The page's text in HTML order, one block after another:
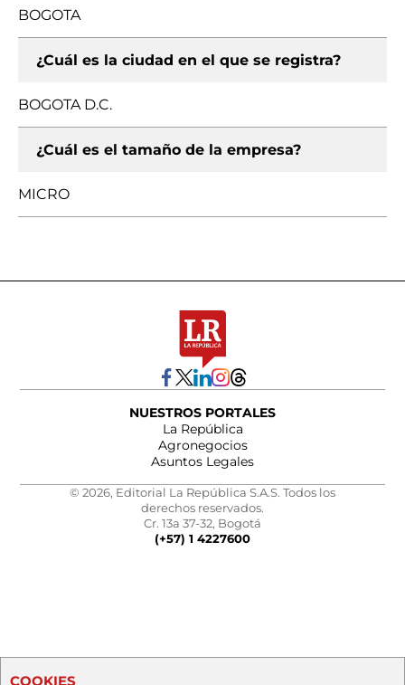
BOGOTA
¿Cuál es la ciudad en el que se registra?
BOGOTA D.C.
¿Cuál es el tamaño de la empresa?
MICRO
NUESTROS PORTALES
La República
Agronegocios
Asuntos Legales
© 2026, Editorial La República S.A.S. Todos los
derechos reservados.
Cr. 13a 37-32, Bogotá
(+57) 1 4227600
COOKIES